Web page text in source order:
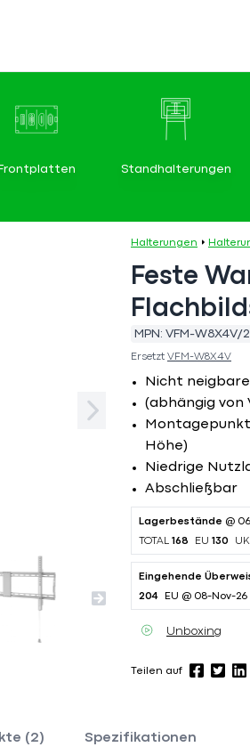
Frontplatten Standhalterungen
Halterungen
Feste
MPN: VFM-W8X4V/2
Ersetzt VFM-W8X4V
Nicht
(abhängig von
Höhe)
Niedrige
Abschließbar
Lagerbestände @
TOTAL 168 EU 130 UK
Eingehende
204 EU @ 08-Nov-26
Unboxing
Teilen auf
(2) Spezifikationen